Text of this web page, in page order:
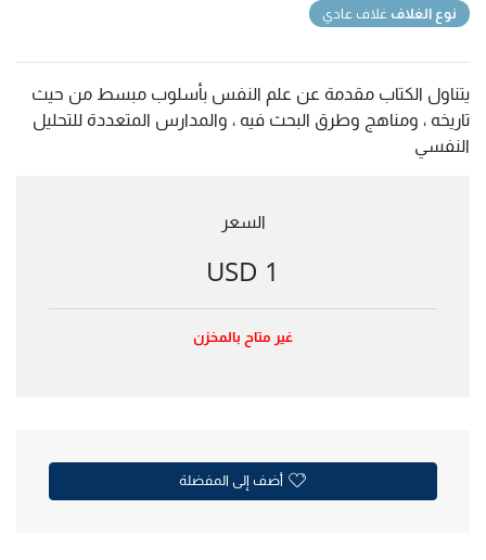
نوع الغلاف غلاف عادي
يتناول الكتاب مقدمة عن علم النفس بأسلوب مبسط من حيث
تاريخه ، ومناهج وطرق البحث فيه ، والمدارس المتعددة للتحليل
النفسي
السعر
1 USD
غير متاح بالمخزن
أضف إلى المفضلة